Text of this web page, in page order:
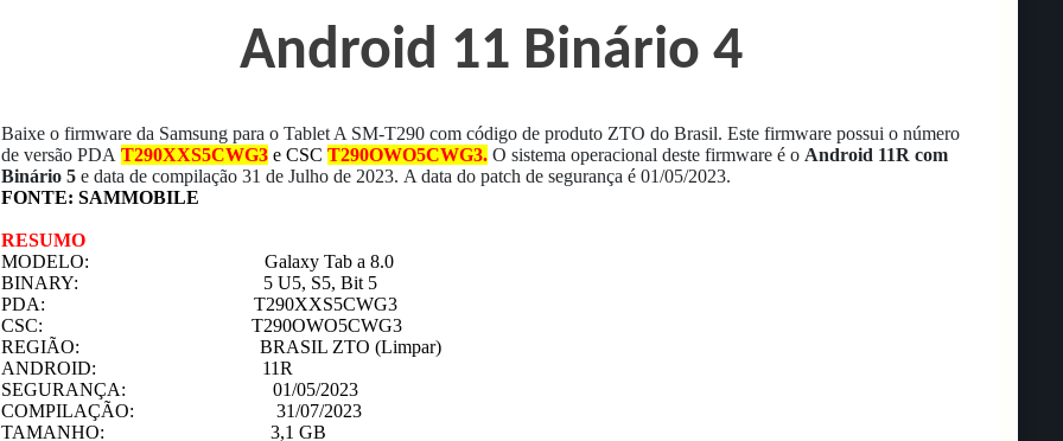
Android 11 Binário 4
Baixe o firmware da Samsung para o Tablet A SM-T290 com código de produto ZTO do Brasil. Este firmware possui o número
de versão PDA T290XXS5CWG3 e CSC T290OWO5CWG3. O sistema operacional deste firmware é o Android 11R com
Binário 5 e data de compilação 31 de Julho de 2023. A data do patch de segurança é 01/05/2023.
FONTE: SAMMOBILE
RESUMO
MODELO: Galaxy Tab a 8.0
BINARY: 5 U5, S5, Bit 5
PDA: T290XXS5CWG3
CSC: T290OWO5CWG3
REGIÃO: BRASIL ZTO (Limpar)
ANDROID: 11R
SEGURANÇA: 01/05/2023
COMPILAÇÃO: 31/07/2023
TAMANHO: 3,1 GB